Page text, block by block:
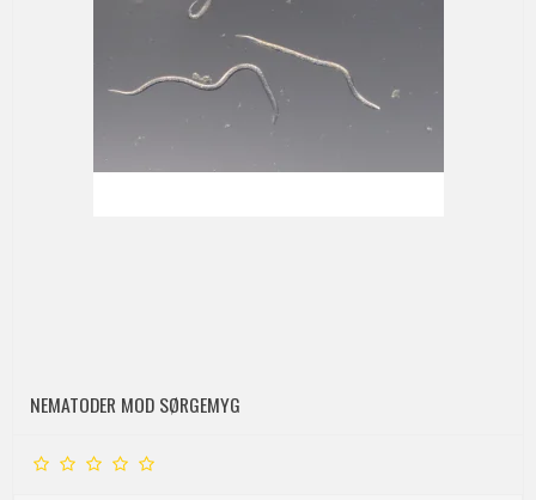
NEMATODER MOD SØRGEMYG